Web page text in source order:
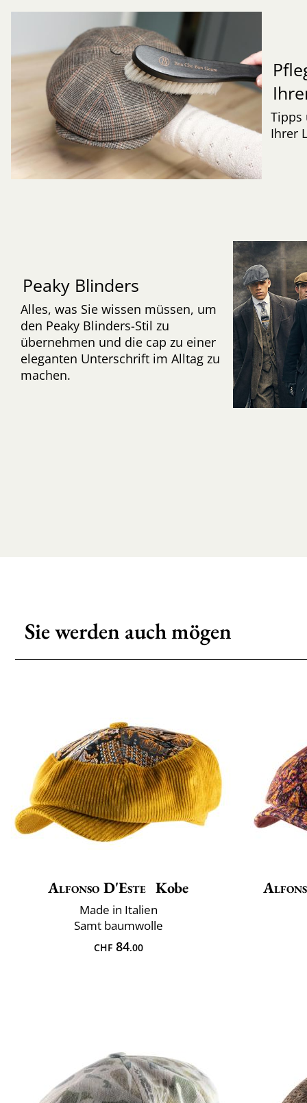
Tipps
Ihrer
Peaky Blinders
Alles, was Sie wissen müssen, um
den Peaky Blinders-Stil zu
übernehmen und die cap zu einer
eleganten Unterschrift im Alltag zu
machen.
Sie werden auch mögen
Alfonso D'Este Kobe
Made in Italien
Samt baumwolle
CHF84.00